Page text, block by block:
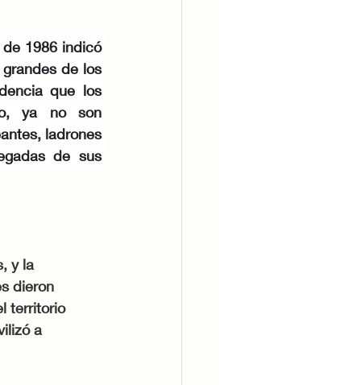
1986 indicó
de los
que los
ya no son
ladrones
de sus
y la
dieron
territorio
a